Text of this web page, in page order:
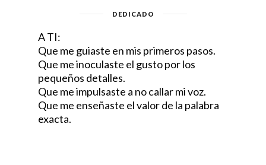
DEDICADO
A TI:
Que me guiaste en mis primeros pasos.
Que me inoculaste el gusto por los
pequeños detalles.
Que me impulsaste a no callar mi voz.
Que me enseñaste el valor de la palabra
exacta.